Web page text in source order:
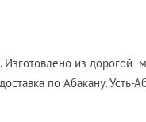
из дорогой
по Абакану, Усть-